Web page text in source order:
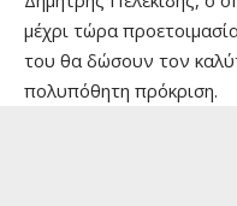
μέχρι τώρα
του θα δώσουν τον
πολυπόθητη πρόκριση.